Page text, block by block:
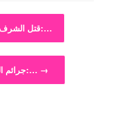
قتل الشرف في سرداشت (إيران):…
جرائم الشرف في بيرانشهر، إيران:… →